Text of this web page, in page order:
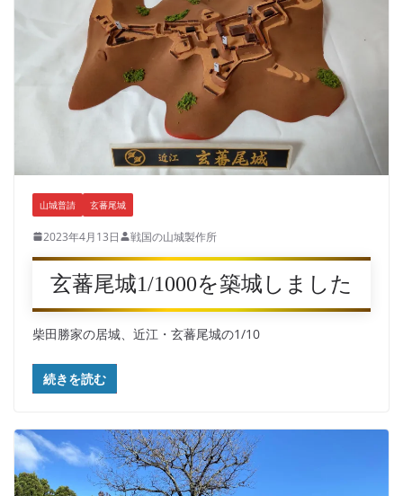
山城普請 玄蕃尾城
2023年4月13日 戦国の山城製作所
玄蕃尾城1/1000を築城しました
柴田勝家の居城、近江・玄蕃尾城の1/10
続きを読む